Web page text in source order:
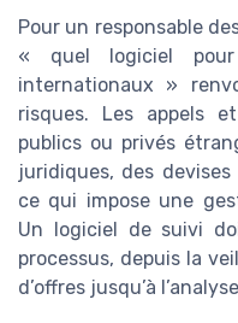
Pour un responsable
« quel logiciel pour
internationaux »
risques. Les appels
publics ou privés
juridiques, des
ce qui impose une
Un logiciel de suivi
processus, depuis la
d’offres jusqu’à